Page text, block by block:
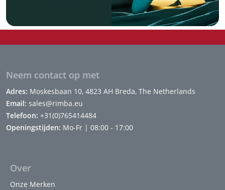
Neem contact op met
Adres: Moskesbaan 10, 4823 AH Breda, The Netherlands
Email: sales@rimba.eu
Telefoon: +31(0)765414484
Openingstijden: Mo-Fr | 08:00 - 17:00
Over
Onze Merken